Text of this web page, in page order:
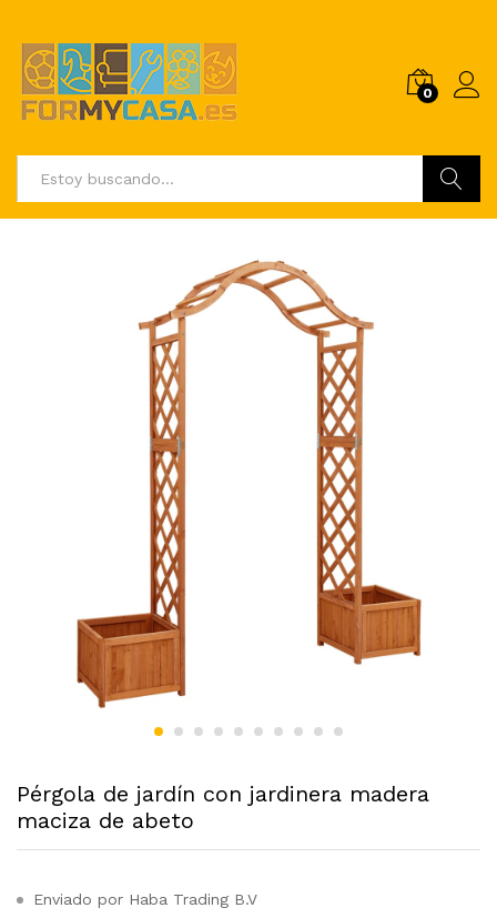
0
Pérgola de jardín con jardinera madera
maciza de abeto
Enviado por Haba Trading B.V